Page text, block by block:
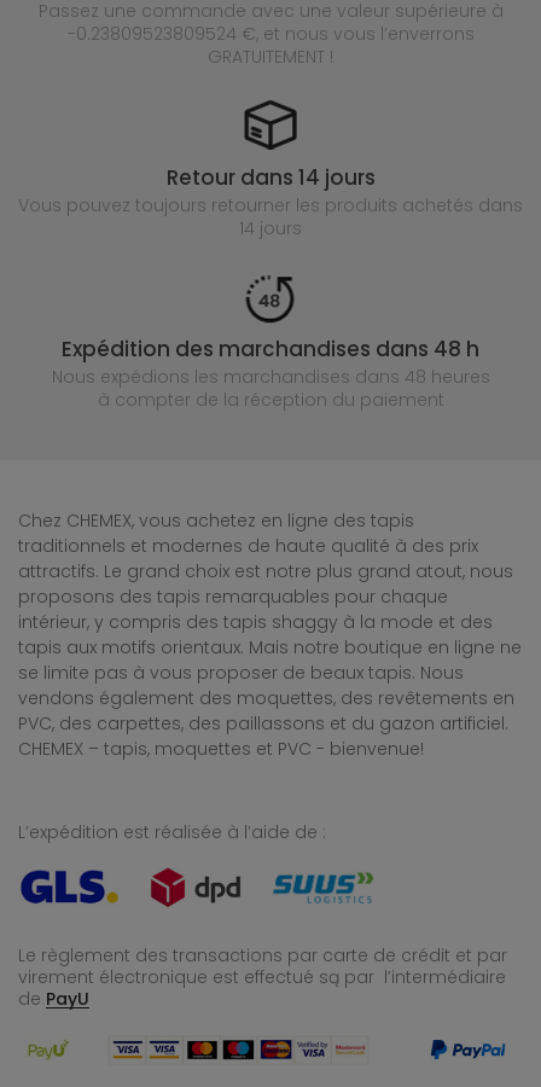
Passez une commande avec une valeur supérieure à
-0.23809523809524 €, et nous vous l’enverrons
GRATUITEMENT !
Retour dans 14 jours
Vous pouvez toujours retourner les produits achetés dans
14 jours
Expédition des marchandises dans 48 h
Nous expédions les marchandises dans 48 heures
à compter de la réception du paiement
Chez CHEMEX, vous achetez en ligne des tapis
traditionnels et modernes de haute qualité à des prix
attractifs. Le grand choix est notre plus grand atout, nous
proposons des tapis remarquables pour chaque
intérieur, y compris des tapis shaggy à la mode et des
tapis aux motifs orientaux. Mais notre boutique en ligne ne
se limite pas à vous proposer de beaux tapis. Nous
vendons également des moquettes, des revêtements en
PVC, des carpettes, des paillassons et du gazon artificiel.
CHEMEX – tapis, moquettes et PVC - bienvenue!
L’expédition est réalisée à l’aide de :
Le règlement des transactions par carte de crédit et par
virement électronique est effectué są par l’intermédiaire
de PayU